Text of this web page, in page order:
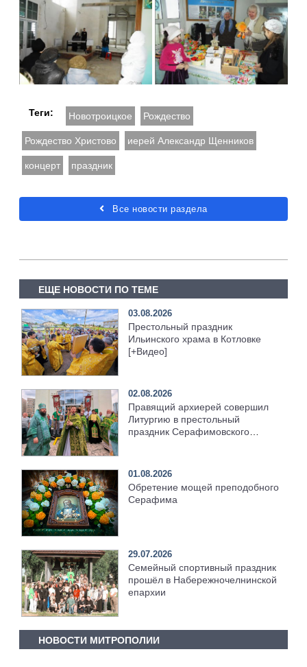
Теги: Новотроицкое Рождество
Рождество Христово иерей Александр Щенников
концерт праздник
Все новости раздела
ЕЩЕ НОВОСТИ ПО ТЕМЕ
03.08.2026
Престольный праздник
Ильинского храма в Котловке
[+Видео]
02.08.2026
Правящий архиерей совершил
Литургию в престольный
праздник Серафимовского
01.08.2026
Обретение мощей преподобного
Серафима
29.07.2026
Семейный спортивный праздник
прошёл в Набережночелнинской
епархии
НОВОСТИ МИТРОПОЛИИ